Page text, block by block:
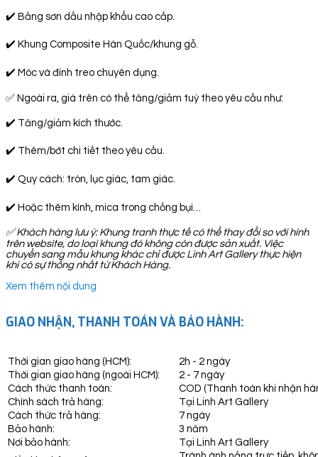
✔️ Bằng sơn dầu nhập khẩu cao cấp.
✔️ Khung Composite Hàn Quốc/khung gỗ.
✔️ Móc và đinh treo chuyên dụng.
✅ Ngoài ra, giá trên có thể tăng/giảm tuỳ theo yêu cầu như:
✔️ Tăng/giảm kích thước.
✔️ Thêm/bớt chi tiết theo yêu cầu.
✔️ Quy cách: tròn, lục giác, tam giác.
✔️ Hoặc thêm kính, mica trong chống bụi…
✅Khách hàng lưu ý: Khung tranh thực tế có thể thay đổi so với hình
trên website, do loại khung đó không còn được sản xuất. Việc
chuyển sang mẫu khung khác chỉ được Linh Art Gallery thực hiện
khi có sự thống nhất từ Khách Hàng.
Xem thêm nội dung
GIAO NHẬN, THANH TOÁN VÀ BẢO HÀNH:
Thời gian giao hàng (HCM):
2h - 2 ngày
Thời gian giao hàng (ngoài HCM):
2 - 7 ngày
Cách thức thanh toán:
COD (Thanh toán khi nhận
Chính sách trả hàng:
Tại Linh Art Gallery
Cách thức trả hàng:
7 ngày
Bảo hành:
3 năm
Nơi bảo hành:
Tại Linh Art Gallery